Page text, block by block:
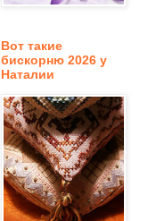
Вот такие
бискорню 2026 у
Наталии